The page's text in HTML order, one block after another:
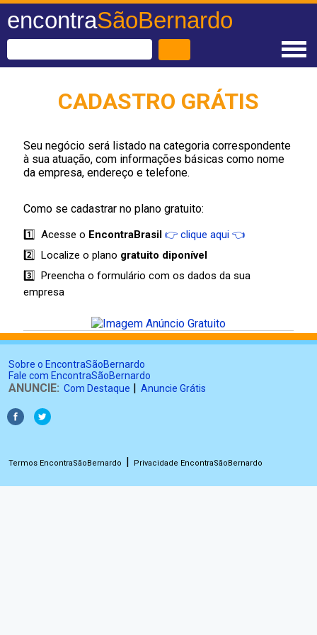
encontraSãoBernardo
CADASTRO GRÁTIS
Seu negócio será listado na categoria correspondente
à sua atuação, com informações básicas como nome
da empresa, endereço e telefone.
Como se cadastrar no plano gratuito:
1️⃣ Acesse o EncontraBrasil 👉 clique aqui 👈
2️⃣ Localize o plano gratuito diponível
3️⃣ Preencha o formulário com os dados da sua
empresa
Sobre o EncontraSãoBernardo
Fale com EncontraSãoBernardo
ANUNCIE: Com Destaque | Anuncie Grátis
Termos EncontraSãoBernardo | Privacidade EncontraSãoBernardo